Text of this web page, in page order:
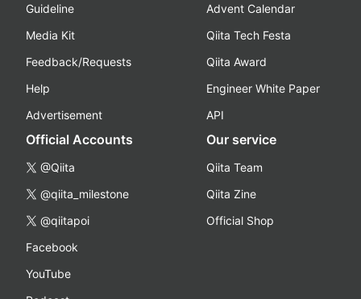
Guideline
Media Kit
Feedback/Requests
Help
Advertisement
Advent Calendar
Qiita Tech Festa
Qiita Award
Engineer White Paper
API
Official Accounts
@Qiita
@qiita_milestone
@qiitapoi
Facebook
YouTube
Our service
Qiita Team
Qiita Zine
Official Shop